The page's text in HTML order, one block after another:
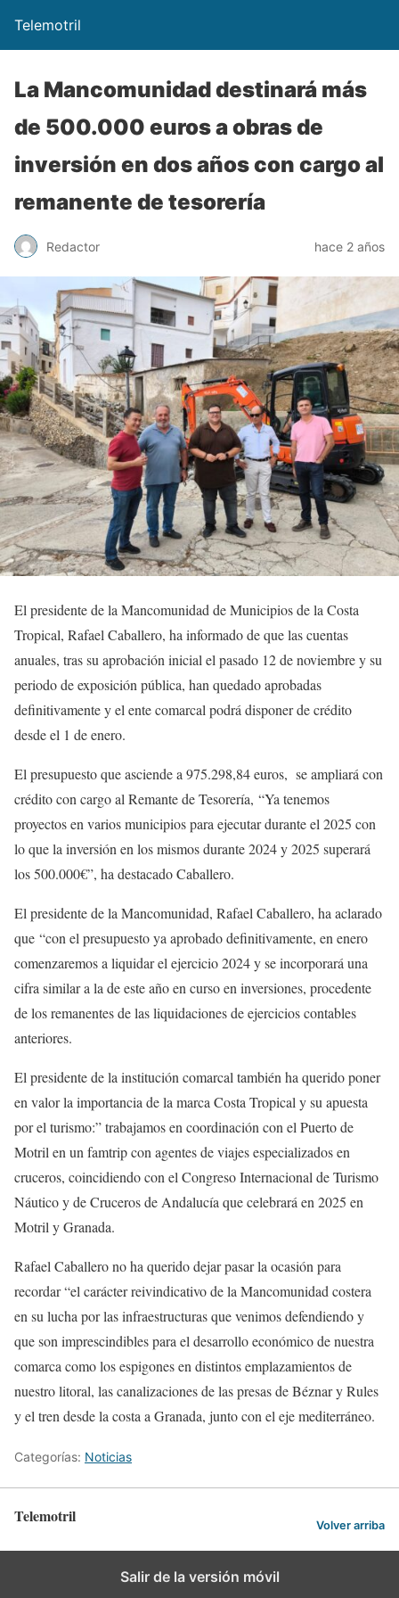
Telemotril
La Mancomunidad destinará más
de 500.000 euros a obras de
inversión en dos años con cargo al
remanente de tesorería
Redactor hace 2 años
El presidente de la Mancomunidad de Municipios de la Costa
Tropical, Rafael Caballero, ha informado de que las cuentas
anuales, tras su aprobación inicial el pasado 12 de noviembre y su
periodo de exposición pública, han quedado aprobadas
definitivamente y el ente comarcal podrá disponer de crédito
desde el 1 de enero.
El presupuesto que asciende a 975.298,84 euros, se ampliará con
crédito con cargo al Remante de Tesorería, “Ya tenemos
proyectos en varios municipios para ejecutar durante el 2025 con
lo que la inversión en los mismos durante 2024 y 2025 superará
los 500.000€”, ha destacado Caballero.
El presidente de la Mancomunidad, Rafael Caballero, ha aclarado
que “con el presupuesto ya aprobado definitivamente, en enero
comenzaremos a liquidar el ejercicio 2024 y se incorporará una
cifra similar a la de este año en curso en inversiones, procedente
de los remanentes de las liquidaciones de ejercicios contables
anteriores.
El presidente de la institución comarcal también ha querido poner
en valor la importancia de la marca Costa Tropical y su apuesta
por el turismo:” trabajamos en coordinación con el Puerto de
Motril en un famtrip con agentes de viajes especializados en
cruceros, coincidiendo con el Congreso Internacional de Turismo
Náutico y de Cruceros de Andalucía que celebrará en 2025 en
Motril y Granada.
Rafael Caballero no ha querido dejar pasar la ocasión para
recordar “el carácter reivindicativo de la Mancomunidad costera
en su lucha por las infraestructuras que venimos defendiendo y
que son imprescindibles para el desarrollo económico de nuestra
comarca como los espigones en distintos emplazamientos de
nuestro litoral, las canalizaciones de las presas de Béznar y Rules
y el tren desde la costa a Granada, junto con el eje mediterráneo.
Categorías: Noticias
Telemotril Volver arriba
Salir de la versión móvil